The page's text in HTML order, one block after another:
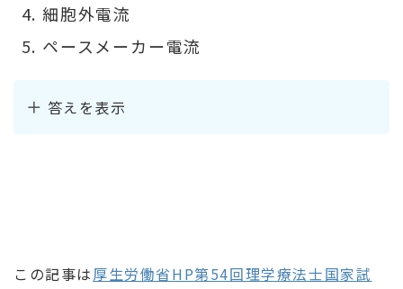
細胞外電流
ペースメーカー電流
答えを表示
この記事は厚生労働省HP第54回理学療法士国家試